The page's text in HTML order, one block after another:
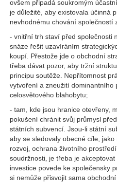
ovšem připadá soukromým
je důležité, aby existovala účinná
nevhodnému chování společností
- vnitřní trh staví před společnosti
snáze řešit uzavíráním
koupí. Přestože jde o obchodní
třeba dávat pozor, aby tržní
principu soutěže. Nepřítomnost
vytvoření a zneužití dominantního
celosvětového blahobytu;
- tam, kde jsou hranice otevřeny,
pokušení chránit svůj průmysl
státních subvencí. Jsou-li státní
aby se sledovaly obecné cíle,
rozvoj, ochrana životního
soudržnosti, je třeba je
investice povede ke společensky
si nemůže přisvojit sama